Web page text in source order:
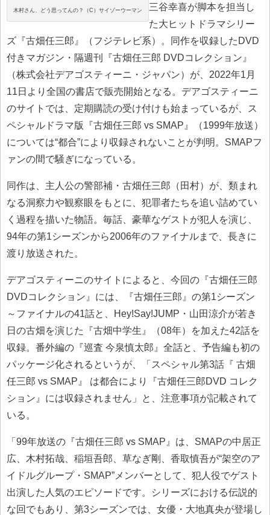
木村さん、どう思ってんの？（C）サイゾーウーマン
三谷幸喜が脚本を担当し
た大ヒットドラマシリー
ズ『古畑任三郎』（フジテレビ系）。同作を収録したDVD
付きマガジン・隔週刊『古畑任三郎 DVDコレクション』
（株式会社デアゴスティーニ・ジャパン）が、2022年1月
11日より全国の書店で販売開始となる。デアゴスティーニ
のサイトでは、定期購読の受け付けも始まっているが、ス
ペシャルドラマ版『古畑任三郎 vs SMAP』（1999年放送）
については“都合”により収録されないことが判明。SMAPフ
ァンの間で騒ぎになっている。
同作は、主人公の警部補・古畑任三郎（田村）が、類まれ
なる洞察力や観察眼をもとに、犯罪者たちを追い詰めてい
く過程を描いた物語。毎話、豪華なゲストが犯人を演じ、
94年の第1シーズンから2006年のファイナルまで、長きに
渡り放送された。
デアゴスティーニのサイトによると、今回の『古畑任三郎
DVDコレクション』には、『古畑任三郎』の第1シーズン
～ファイナルの41話と、Hey!Say!JUMP・山田涼介が若き
日の古畑を演じた『古畑中学生』（08年）を加えた42話を
収録。番外編の『巡査 今泉慎太郎』全話と、予告編も初の
パッケージ化されるというが、「スペシャル第3話『 古畑
任三郎 vs SMAP』 は都合により『古畑任三郎DVD コレク
ション』には収録されません」と、注意事項が記載されて
いる。
「99年放送の『古畑任三郎 vs SMAP』は、SMAPの中居正
広、木村拓哉、稲垣吾郎、草なぎ剛、香取慎吾が“架空のア
イドルグループ・SMAP”メンバーとして、犯人役でゲスト
出演した人気のエピソードです。シリーズにおける伝説的
な回でもあり、第3シーズンでは、女優・大地真央が登場し